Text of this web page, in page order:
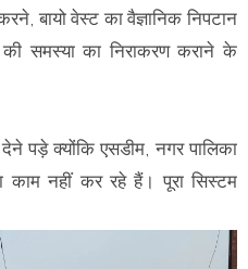
बायो वेस्ट का वैज्ञानिक निपटान
समस्या का निराकरण कराने के
पड़े क्योंकि एसडीम, नगर पालिका
नहीं कर रहे हैं। पूरा सिस्टम